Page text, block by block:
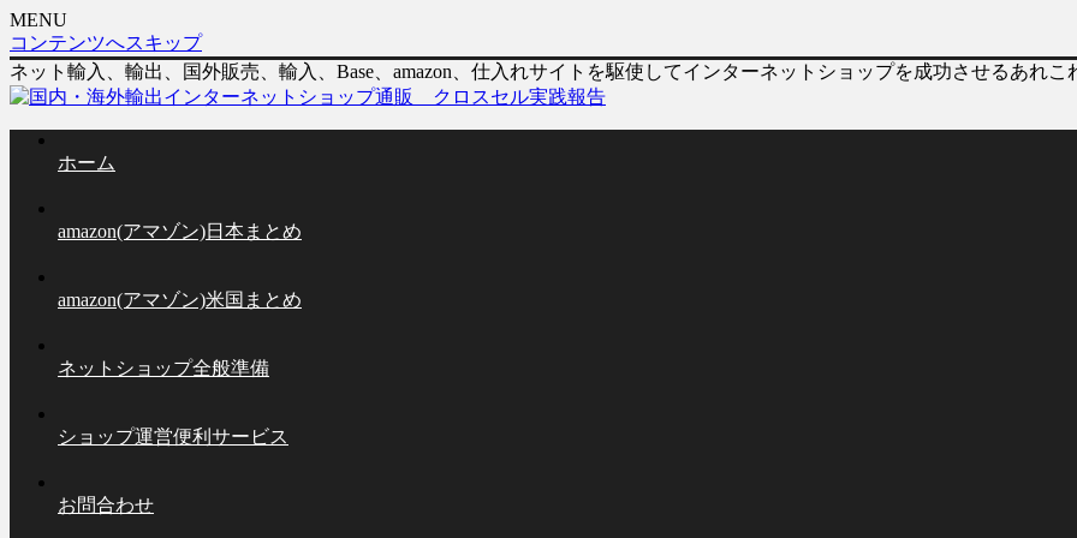
MENU
コンテンツへスキップ
ネット輸入、輸出、国外販売、輸入、Base、amazon、仕入れサイトを駆使してインターネットショップを成功させるあれこ
ホーム
amazon(アマゾン)日本まとめ
amazon(アマゾン)米国まとめ
ネットショップ全般準備
ショップ運営便利サービス
お問合わせ